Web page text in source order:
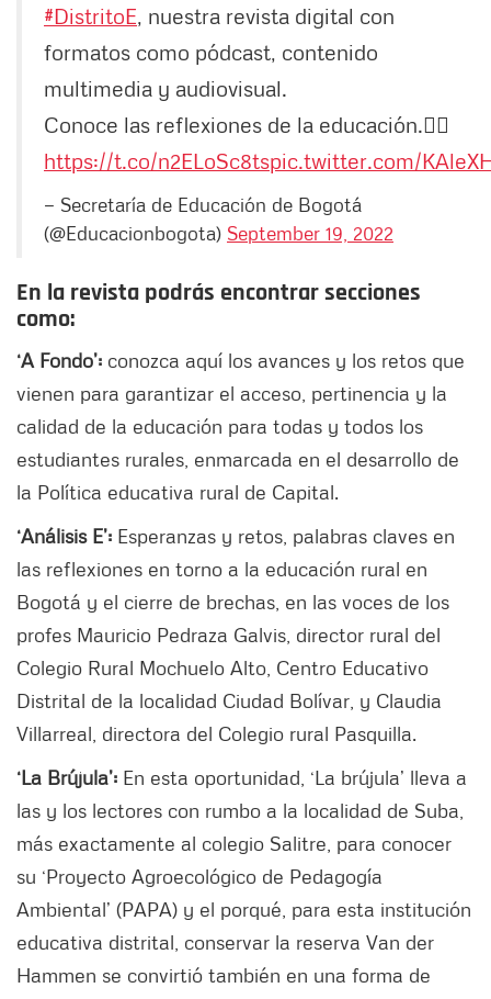
#DistritoE, nuestra revista digital con
formatos como pódcast, contenido
multimedia y audiovisual.
Conoce las reflexiones de la educación.👉🏻
https://t.co/n2ELoSc8tspic.twitter.com/
— Secretaría de Educación de Bogotá
(@Educacionbogota) September 19, 2022
En la revista podrás encontrar secciones
como:
‘A Fondo’: conozca aquí los avances y los retos que
vienen para garantizar el acceso, pertinencia y la
calidad de la educación para todas y todos los
estudiantes rurales, enmarcada en el desarrollo de
la Política educativa rural de Capital.
‘Análisis E’: Esperanzas y retos, palabras claves en
las reflexiones en torno a la educación rural en
Bogotá y el cierre de brechas, en las voces de los
profes Mauricio Pedraza Galvis, director rural del
Colegio Rural Mochuelo Alto, Centro Educativo
Distrital de la localidad Ciudad Bolívar, y Claudia
Villarreal, directora del Colegio rural Pasquilla.
‘La Brújula’: En esta oportunidad, ‘La brújula’ lleva a
las y los lectores con rumbo a la localidad de Suba,
más exactamente al colegio Salitre, para conocer
su ‘Proyecto Agroecológico de Pedagogía
Ambiental’ (PAPA) y el porqué, para esta institución
educativa distrital, conservar la reserva Van der
Hammen se convirtió también en una forma de